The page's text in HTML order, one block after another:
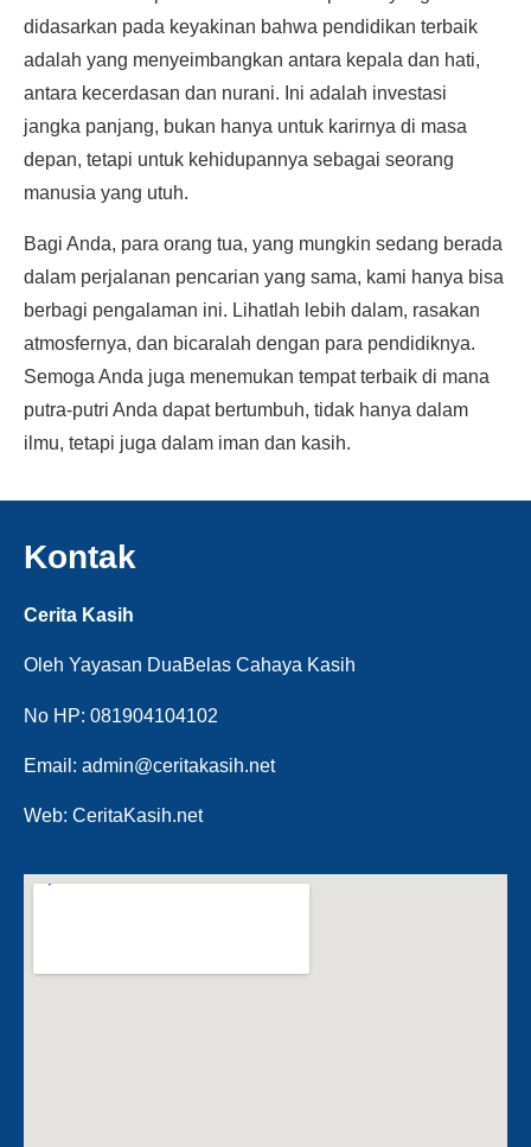
didasarkan pada keyakinan bahwa pendidikan terbaik
adalah yang menyeimbangkan antara kepala dan hati,
antara kecerdasan dan nurani. Ini adalah investasi
jangka panjang, bukan hanya untuk karirnya di masa
depan, tetapi untuk kehidupannya sebagai seorang
manusia yang utuh.
Bagi Anda, para orang tua, yang mungkin sedang berada
dalam perjalanan pencarian yang sama, kami hanya bisa
berbagi pengalaman ini. Lihatlah lebih dalam, rasakan
atmosfernya, dan bicaralah dengan para pendidiknya.
Semoga Anda juga menemukan tempat terbaik di mana
putra-putri Anda dapat bertumbuh, tidak hanya dalam
ilmu, tetapi juga dalam iman dan kasih.
Kontak
Cerita Kasih
Oleh Yayasan DuaBelas Cahaya Kasih
No HP: 081904104102
Email: admin@ceritakasih.net
Web: CeritaKasih.net